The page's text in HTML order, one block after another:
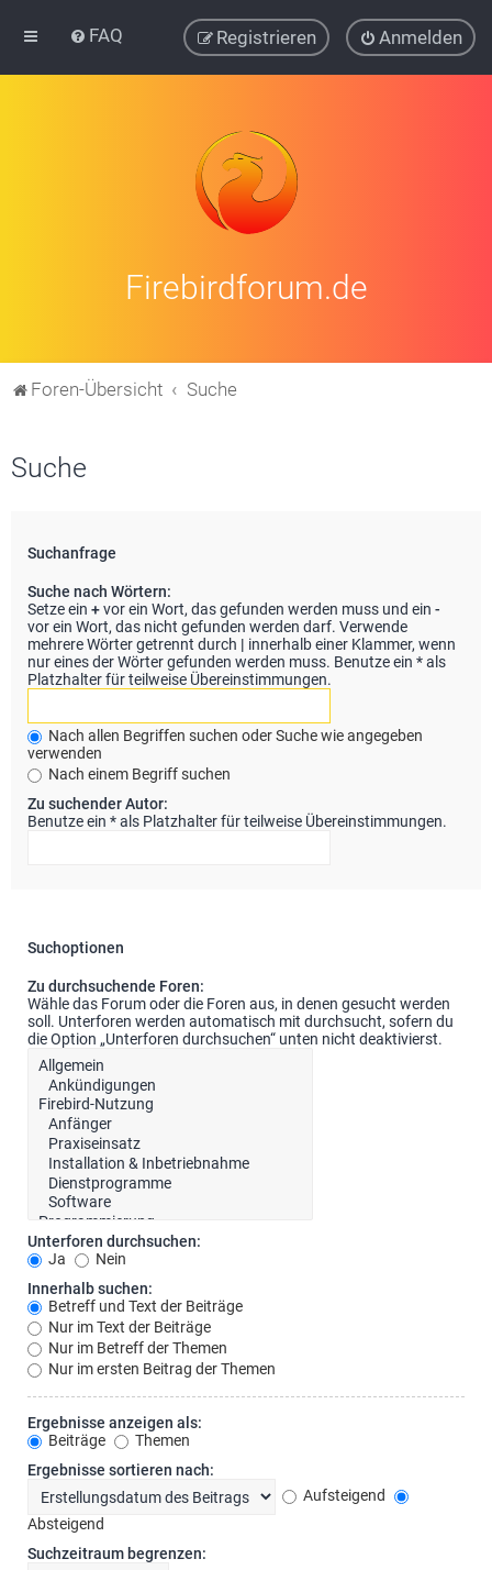
FAQ Anmelden
Registrieren
Firebirdforum.de
Foren-Übersicht Suche
Suche
Suchanfrage
Suche nach Wörtern:
Setze ein +vor ein Wort, das gefunden werden muss und ein -
vor ein Wort, das nicht gefunden werden darf. Verwende
mehrere Wörter getrennt durch | innerhalb einer Klammer, wenn
nur eines der Wörter gefunden werden muss. Benutze ein * als
Platzhalter für teilweise Übereinstimmungen.
Nach allen Begriffen suchen oder Suche wie angegeben
verwenden
Nach einem Begriff suchen
Zu suchender Autor:
Benutze ein * als Platzhalter für teilweise Übereinstimmungen.
Suchoptionen
Zu durchsuchende Foren:
Wähle das Forum oder die Foren aus, in denen gesucht werden
soll. Unterforen werden automatisch mit durchsucht, sofern du
die Option „Unterforen durchsuchen“ unten nicht deaktivierst.
Unterforen durchsuchen:
Ja
Nein
Innerhalb suchen:
Betreff und Text der Beiträge
Nur im Text der Beiträge
Nur im Betreff der Themen
Nur im ersten Beitrag der Themen
Ergebnisse anzeigen als:
Beiträge
Themen
Ergebnisse sortieren nach:
Aufsteigend
Absteigend
Suchzeitraum begrenzen: